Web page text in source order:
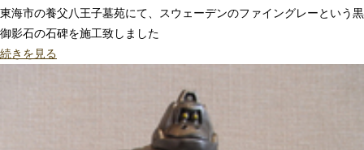
東海市の養父八王子墓苑にて、スウェーデンのファイングレーという黒
御影石の石碑を施工致しました
続きを見る